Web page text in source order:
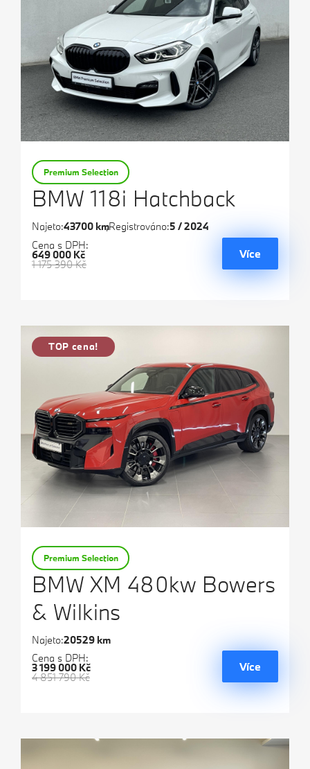
BMW 118i Hatchback
Premium Selection
Najeto:43700 kmRegistrováno:5 / 2024
Cena s DPH:
1 175 390 Kč
649 000 Kč Více
TOP cena!
BMW XM 480kw Bowers
& Wilkins
Premium Selection
Najeto:20529 km
Cena s DPH:
4 851 790 Kč
3 199 000 Kč Více